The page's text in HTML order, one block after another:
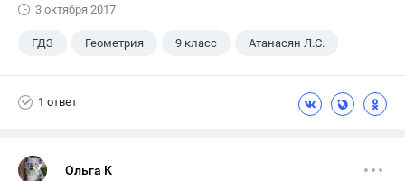
3 октября 2017
ГДЗ Геометрия 9 класс Атанасян Л.С.
1 ответ
Ольга К